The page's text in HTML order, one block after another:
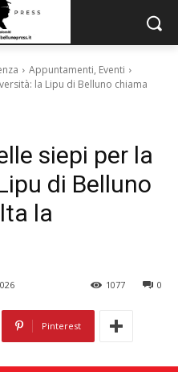
Appuntamenti, Eventi
la Lipu di Belluno chiama
siepi per la
di Belluno
la
0
1077
Pinterest